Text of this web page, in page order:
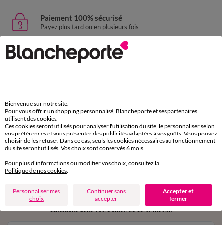
Paiement 100% sécurisé
Payez plus tard ou en plusieurs fois
Livraison express
domicile, relais, consignes automatiques
Service clients
par chat et par téléphone
de 8h00 à 20h00 du lundi au samedi
en vous inscrivant à la newsletter
dès 20€ d’achat
conditions dans votre email de confirmation
Bienvenue sur notre site.
Pour vous offrir un shopping personnalisé, Blancheporte et ses partenaires
utilisent des cookies.
Ces cookies seront utilisés pour analyser l'utilisation du site, le personnaliser selon
vos préférences et vous présenter des publicités adaptées à vos goûts. Vous pouvez
choisir de les refuser. Dans ce cas, seuls les cookies nécessaires au fonctionnement
du site seront utilisés. Vos choix sont conservés 6 mois.
Pour plus d'informations ou modifier vos choix, consultez la
Politique de nos cookies
Personnaliser mes
choix
Continuer sans
accepter
Accepter et
fermer